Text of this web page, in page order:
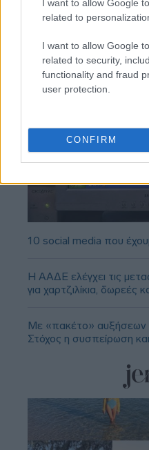
I want to allow Google
related to
I want to allow Google
related to security,
functionality and fraud
user protection.
CONFIRM
10 social media που
Η ΑΑΔΕ ελέγχει τις
για χαρτζιλίκια, δωρεές
Με «πακέτο»
Στόχος η συσπείρωση